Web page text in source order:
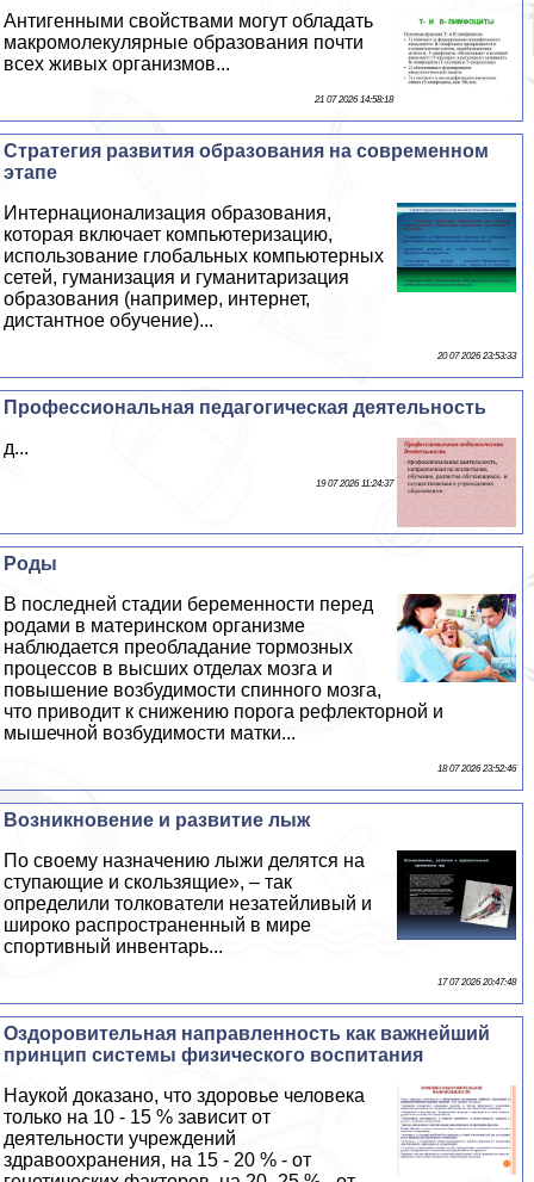
Антигенными свойствами могут обладать
макромолекулярные образования почти
всех живых организмов...
21 07 2026 14:58:18
Стратегия развития образования на современном
этапе
Интернационализация образования,
которая включает компьютеризацию,
использование глобальных компьютерных
сетей, гуманизация и гуманитаризация
образования (например, интернет,
дистантное обучение)...
20 07 2026 23:53:33
Профессиональная педагогическая деятельность
д...
19 07 2026 11:24:37
Роды
В последней стадии беременности перед
родами в материнском организме
наблюдается преобладание тормозных
процессов в высших отделах мозга и
повышение возбудимости спинного мозга,
что приводит к снижению порога рефлекторной и
мышечной возбудимости матки...
18 07 2026 23:52:46
Возникновение и развитие лыж
По своему назначению лыжи делятся на
ступающие и скользящие», – так
определили толкователи незатейливый и
широко распространенный в мире
спортивный инвентарь...
17 07 2026 20:47:48
Оздоровительная направленность как важнейший
принцип системы физического воспитания
Наукой доказано, что здоровье человека
только на 10 - 15 % зависит от
деятельности учреждений
здравоохранения, на 15 - 20 % - от